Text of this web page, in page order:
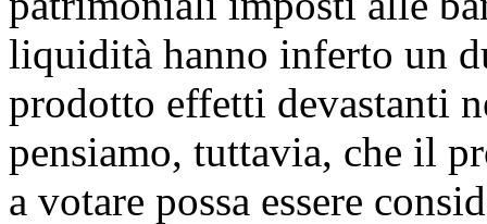
liquidità hanno inferto un
prodotto effetti devastanti
pensiamo, tuttavia, che il
a votare possa essere